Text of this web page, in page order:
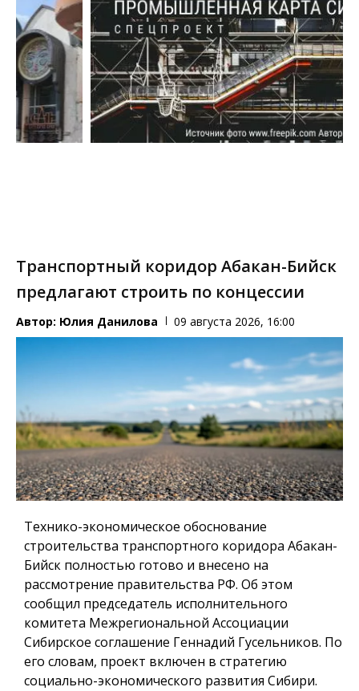
Транспортный коридор Абакан-Бийск
предлагают строить по концессии
Автор: Юлия Данилова 09 августа 2026, 16:00
Технико-экономическое обоснование
строительства транспортного коридора Абакан-
Бийск полностью готово и внесено на
рассмотрение правительства РФ. Об этом
сообщил председатель исполнительного
комитета Межрегиональной Ассоциации
Сибирское соглашение Геннадий Гусельников. По
его словам, проект включен в стратегию
социально-экономического развития Сибири.